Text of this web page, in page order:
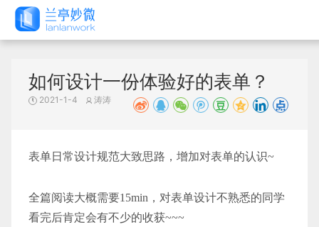
如何设计一份体验好的表单？
2021-1-4 涛涛
表单日常设计规范大致思路，增加对表单的认识~
全篇阅读大概需要15min，对表单设计不熟悉的同学
看完后肯定会有不少的收获~~~